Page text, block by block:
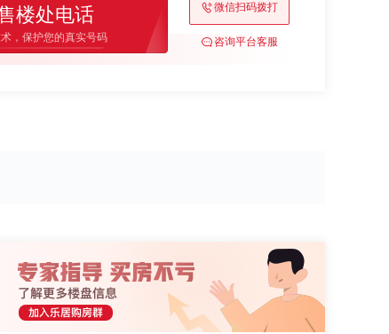
楼处电话
，保护您的真实号码
微信扫码拨打
咨询平台客服